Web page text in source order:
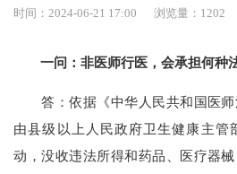
时间：2024-06-21 17:00 浏览量： 1202
一问：非医师行医，会承担何种
答：依据《中华人民共和国医师
由县级以上人民政府卫生健康主管
动，没收违法所得和药品、医疗器